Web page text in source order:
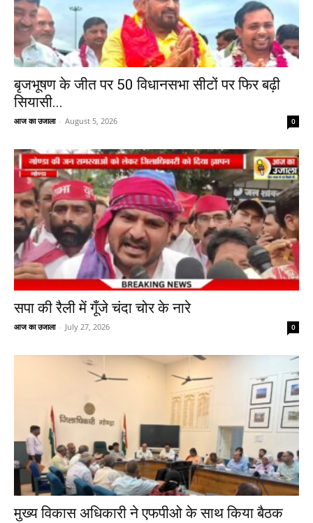
बृजभूषण के जीत पर 50 विधानसभा सीटों पर फिर बढ़ी
सियासी...
आज का उजाला - August 5, 2026 0
सपा की रैली में गूँजे चंदा चोर के नारे
आज का उजाला - July 27, 2026 0
मुख्य विकास अधिकारी ने एफपीओ के साथ किया बैठक